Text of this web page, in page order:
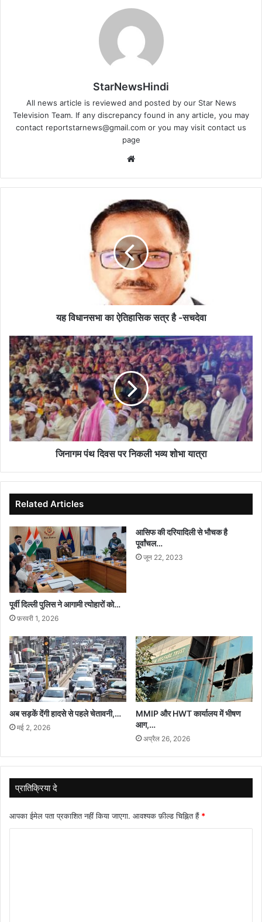
StarNewsHindi
All news article is reviewed and posted by our Star News
Television Team. If any discrepancy found in any article, you may
contact reportstarnews@gmail.com or you may visit contact us
page
यह विधानसभा का ऐतिहासिक सत्र है -सचदेवा
जिनागम
पंथ
दिवस
पर
निकली
भव्य
शोभा
यात्रा
जिनागम पंथ दिवस पर निकली भव्य शोभा यात्रा
Related Articles
पूर्वी दिल्ली पुलिस ने आगामी त्योहारों को…
फ़रवरी 1, 2026
आसिफ की दरियादिली से भौचक है
पूर्वांचल…
जून 22, 2023
अब सड़कें देंगी हादसे से पहले चेतावनी,…
मई 2, 2026
MMIP और HWT कार्यालय में भीषण
आग,…
अप्रैल 26, 2026
प्रातिक्रिया दे
आपका ईमेल पता प्रकाशित नहीं किया जाएगा. आवश्यक फ़ील्ड चिह्नित हैं *